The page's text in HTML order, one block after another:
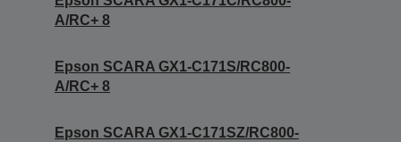
A/RC+ 8
Epson SCARA GX1-C171S/RC800-
A/RC+ 8
Epson SCARA GX1-C171SZ/RC800-